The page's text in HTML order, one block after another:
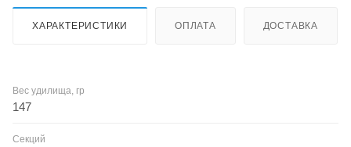
ХАРАКТЕРИСТИКИ ОПЛАТА ДОСТАВКА
Вес удилища, гр
147
Секций